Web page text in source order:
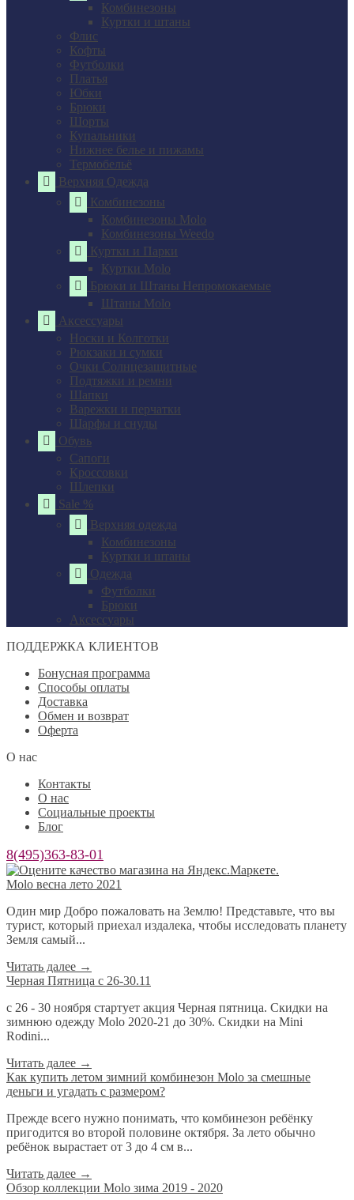
Комбинезоны
Куртки и штаны
Флис
Кофты
Футболки
Платья
Юбки
Брюки
Шорты
Купальники
Нижнее белье и пижамы
Термобельё
Верхняя Одежда
Комбинезоны
Комбинезоны Molo
Комбинезоны Weedo
Куртки и Парки
Куртки Molo
Брюки и Штаны Непромокаемые
Штаны Molo
Аксессуары
Носки и Колготки
Рюкзаки и сумки
Очки Солнцезащитные
Подтяжки и ремни
Шапки
Варежки и перчатки
Шарфы и снуды
Обувь
Сапоги
Кроссовки
Шлепки
Sale %
Верхняя одежда
Комбинезоны
Куртки и штаны
Одежда
Футболки
Брюки
Аксессуары
ПОДДЕРЖКА КЛИЕНТОВ
Бонусная программа
Способы оплаты
Доставка
Обмен и возврат
Оферта
О нас
Контакты
О нас
Социальные проекты
Блог
8(495)363-83-01
Molo весна лето 2021
Один мир Добро пожаловать на Землю! Представьте, что вы
турист, который приехал издалека, чтобы исследовать планету
Земля самый...
Читать далее →
Черная Пятница с 26-30.11
с 26 - 30 ноября стартует акция Черная пятница. Скидки на
зимнюю одежду Molo 2020-21 до 30%. Скидки на Mini
Rodini...
Читать далее →
​Как купить летом зимний комбинезон Molo за смешные
деньги и угадать с размером?
Прежде всего нужно понимать, что комбинезон ребёнку
пригодится во второй половине октября. За лето обычно
ребёнок вырастает от 3 до 4 см в...
Читать далее →
Обзор коллекции Molo зима 2019 - 2020